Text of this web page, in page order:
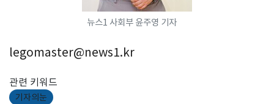
뉴스1 사회부 윤주영 기자
legomaster@news1.kr
관련 키워드
기자의눈